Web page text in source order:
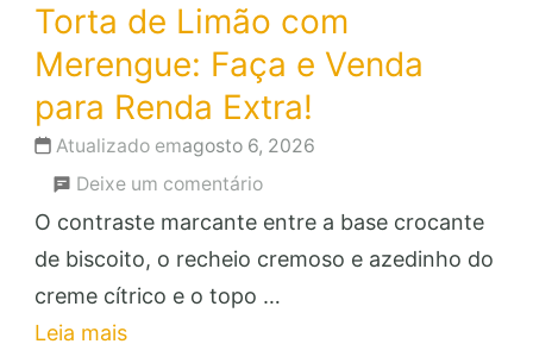
Torta de Limão com
Merengue: Faça e Venda
para Renda Extra!
Atualizado emagosto 6, 2026
Deixe um comentárioem
Torta
de
O contraste marcante entre a base crocante
de biscoito, o recheio cremoso e azedinho do
creme cítrico e o topo …
Leia mais